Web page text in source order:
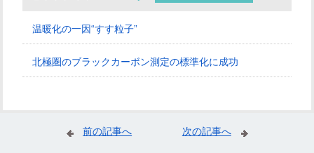
温暖化の一因“すす粒子”
北極圏のブラックカーボン測定の標準化に成功
前の記事へ 次の記事へ